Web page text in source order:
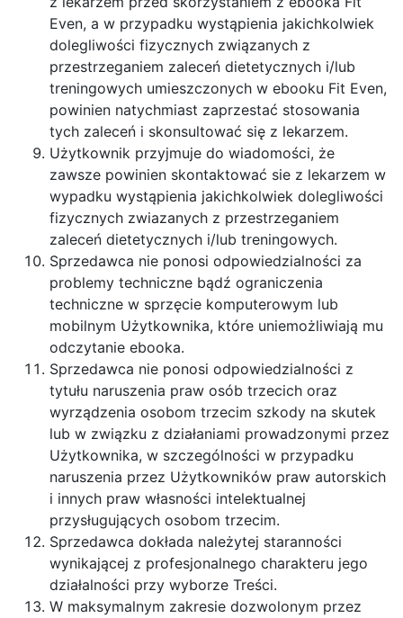
Even, a w przypadku wystąpienia jakichkolwiek
dolegliwości fizycznych związanych z
przestrzeganiem zaleceń dietetycznych i/lub
treningowych umieszczonych w ebooku Fit Even,
powinien natychmiast zaprzestać stosowania
tych zaleceń i skonsultować się z lekarzem.
Użytkownik przyjmuje do wiadomości, że
zawsze powinien skontaktować sie z lekarzem w
wypadku wystąpienia jakichkolwiek dolegliwości
fizycznych zwiazanych z przestrzeganiem
zaleceń dietetycznych i/lub treningowych.
Sprzedawca nie ponosi odpowiedzialności za
problemy techniczne bądź ograniczenia
techniczne w sprzęcie komputerowym lub
mobilnym Użytkownika, które uniemożliwiają mu
odczytanie ebooka.
Sprzedawca nie ponosi odpowiedzialności z
tytułu naruszenia praw osób trzecich oraz
wyrządzenia osobom trzecim szkody na skutek
lub w związku z działaniami prowadzonymi przez
Użytkownika, w szczególności w przypadku
naruszenia przez Użytkowników praw autorskich
i innych praw własności intelektualnej
przysługujących osobom trzecim.
Sprzedawca dokłada należytej staranności
wynikającej z profesjonalnego charakteru jego
działalności przy wyborze Treści.
W maksymalnym zakresie dozwolonym przez